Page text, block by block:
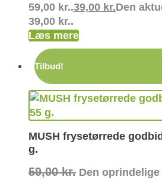
59,00 kr..39,00 kr.Den
39,00 kr..
Læs mere
Tilbud!
MUSH frysetørrede
g.
59,00kr. Den